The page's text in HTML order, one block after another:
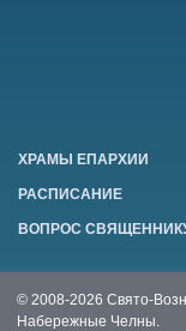
ХРАМЫ ЕПАРХИИ
РАСПИСАНИЕ
ВОПРОС
© 2008-2026 Свято-
Набережные Челны.